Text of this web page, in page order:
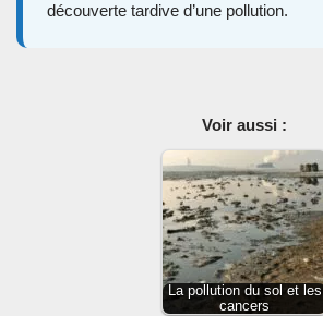
découverte tardive d’une pollution.
Voir aussi :
La pollution du sol et les
cancers